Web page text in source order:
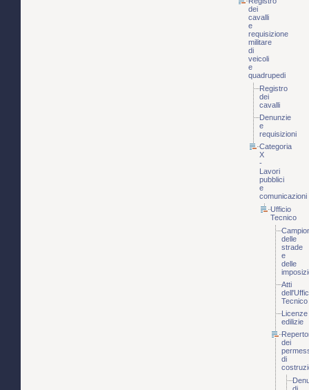
dei
cavalli
e
requisizione
militare
di
veicoli
e
quadrupedi
Registro
dei
cavalli
Denunzie
e
requisizioni
Categoria
X
-
Lavori
pubblici
e
comunicazioni
Ufficio
Tecnico
delle
strade
e
delle
Atti
Tecnico
Licenze
edilizie
dei
di